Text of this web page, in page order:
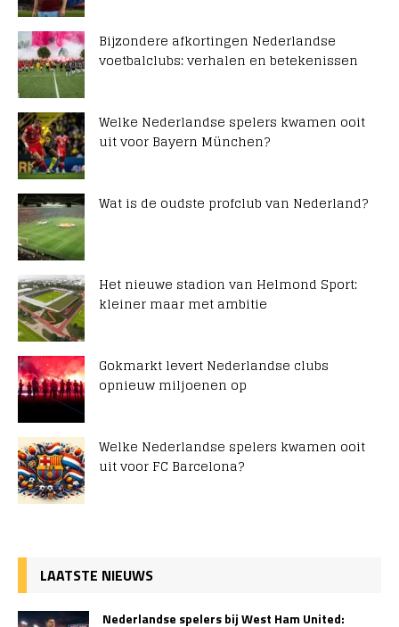
Bijzondere afkortingen Nederlandse
voetbalclubs: verhalen en betekenissen
Welke Nederlandse spelers kwamen ooit
uit voor Bayern München?
Wat is de oudste profclub van Nederland?
Het nieuwe stadion van Helmond Sport:
kleiner maar met ambitie
Gokmarkt levert Nederlandse clubs
opnieuw miljoenen op
Welke Nederlandse spelers kwamen ooit
uit voor FC Barcelona?
LAATSTE NIEUWS
Nederlandse spelers bij West Ham United: